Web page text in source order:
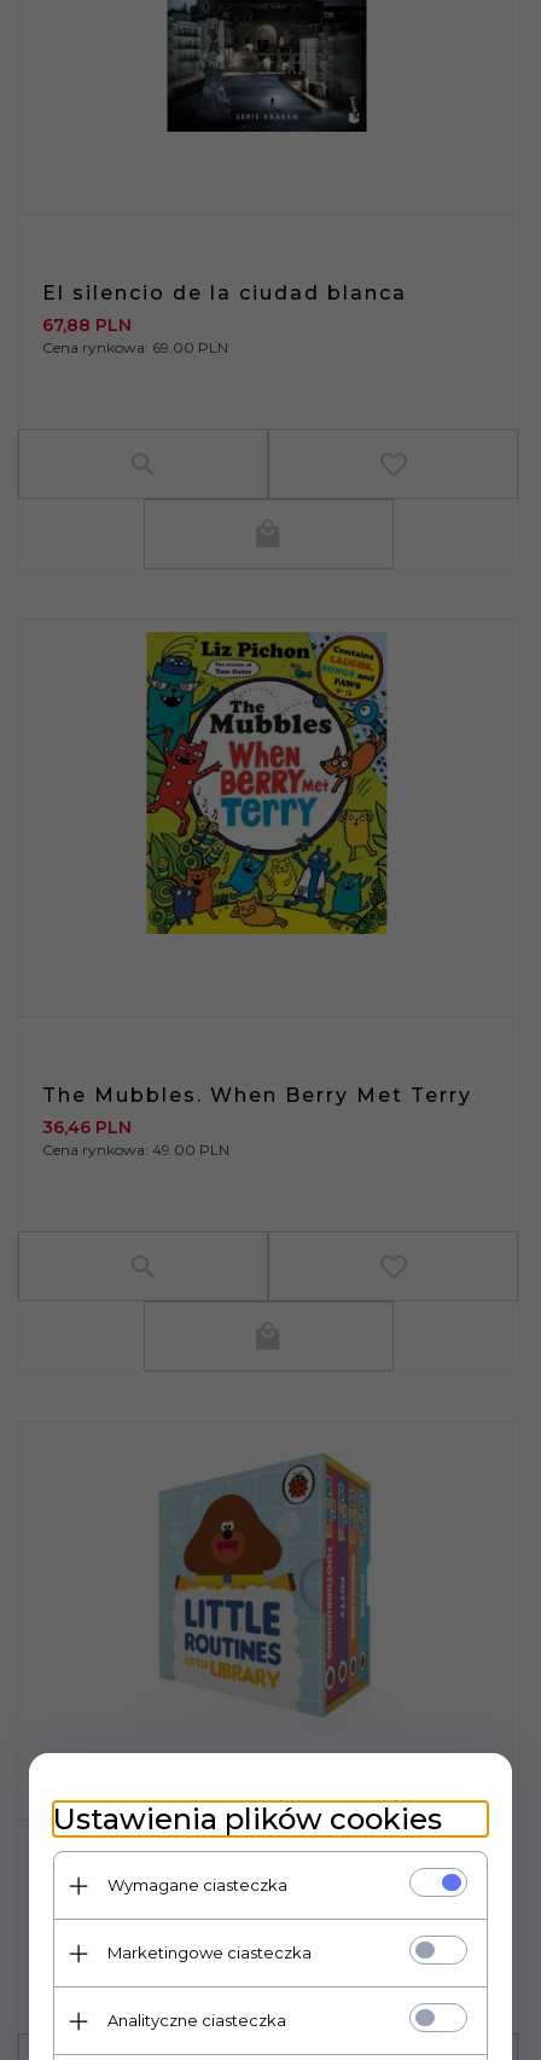
El silencio de la ciudad blanca
67,88 PLN
Cena rynkowa: 69.00 PLN
The Mubbles. When Berry Met Terry
36,46 PLN
Cena rynkowa: 49.00 PLN
Hey Duggee. Little Routines Little
55
Cena rynkowa:33.00 PLN
Ustawienia plików cookies
Wymagane ciasteczka
Marketingowe ciasteczka
Analityczne ciasteczka